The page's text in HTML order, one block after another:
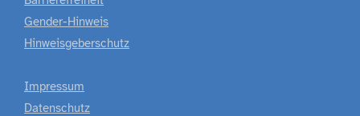
Gender-Hinweis
Hinweisgeberschutz
Impressum
Datenschutz